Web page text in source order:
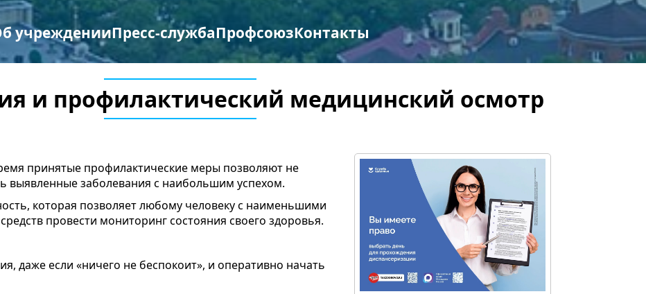
учрежденииПресс-службаПрофсоюзКонтакты
и профилактический медицинский осмотр
принятые профилактические меры позволяют не
выявленные заболевания с наибольшим успехом.
которая позволяет любому человеку с наименьшими
провести мониторинг состояния своего здоровья.
даже если «ничего не беспокоит», и оперативно начать